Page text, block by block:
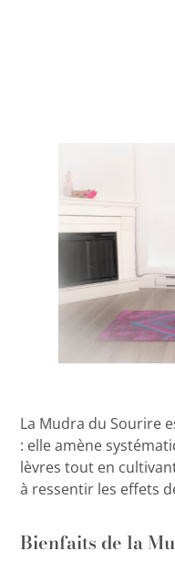
La Mudra du Sourire
: elle amène
lèvres tout en
à ressentir les effets
Bienfaits de la